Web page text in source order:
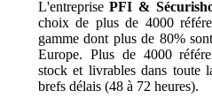
L'entreprisePFI &
choix de plus de 4000
gamme dont plus de 80%
Europe. Plus de 4000
stock et livrables dans toute
brefs délais (48 à 72 heures).